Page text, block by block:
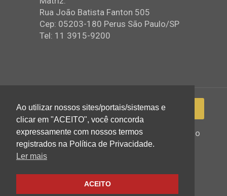
Rua João Batista Fanton 505
Cep: 05203-180 Perus São Paulo/SP
Tel: 11 3915-9200
2022 © Igreja Assembleia de Deus Ministério
de Perus - Todos os direitos reservados
Ao utilizar nossos sites/portais/sistemas e
clicar em "ACEITO", você concorda
expressamente com nossos termos
registrados na Política de Privacidade.
Ler mais
ACEITO